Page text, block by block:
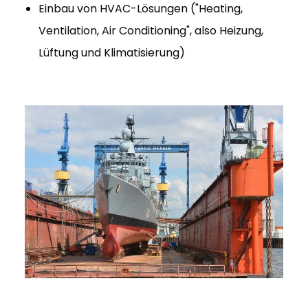
Einbau von HVAC-Lösungen ("Heating,
Ventilation, Air Conditioning", also Heizung,
Lüftung und Klimatisierung)